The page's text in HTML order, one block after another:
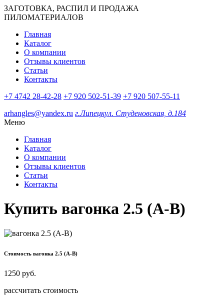
ЗАГОТОВКА, РАСПИЛ И ПРОДАЖА
ПИЛОМАТЕРИАЛОВ
Главная
Каталог
О компании
Отзывы клиентов
Статьи
Контакты
+7 4742 28-42-28 +7 920 502-51-39 +7 920 507-55-11
arhangles@yandex.ru г.Липецкул. Студеновская, д.184
Меню
Главная
Каталог
О компании
Отзывы клиентов
Статьи
Контакты
Купить вагонка 2.5 (А-В)
Стоимость вагонка 2.5 (А-В)
1250 руб.
рассчитать стоимость